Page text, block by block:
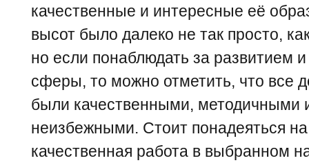
качественные и интересные её
высот было далеко не так просто,
но если понаблюдать за развитием
сферы, то можно отметить, что все
были качественными, методичными
неизбежными. Стоит понадеяться
качественная работа в выбранном